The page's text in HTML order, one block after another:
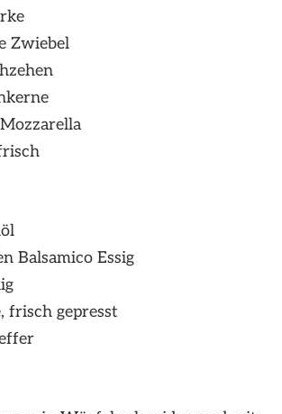
Zwiebel
Balsamico Essig
frisch gepresst